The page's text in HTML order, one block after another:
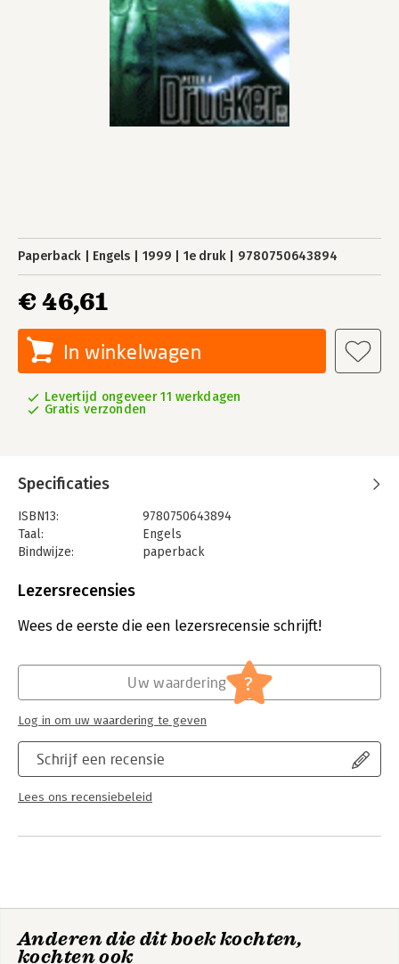
Paperback Engels 1999 1e druk 9780750643894
€ 46,61
In winkelwagen
Levertijd ongeveer 11 werkdagen
Gratis verzonden
Specificaties
ISBN13:
9780750643894
Taal:
Engels
Bindwijze:
paperback
Uitgever:
Hoofdrubriek:
Algemeen management
Lezersrecensies
Wees de eerste die een lezersrecensie schrijft!
Schrijf een recensie
Lees ons recensiebeleid
Uw waardering ?
Log in om uw waardering te geven
Anderen die dit boek kochten,
kochten ook